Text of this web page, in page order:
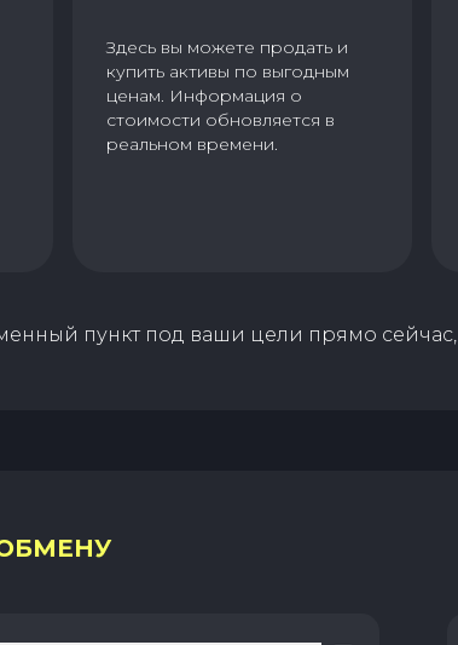
Здесь вы можете продать и
купить активы по выгодным
ценам. Информация о
стоимости обновляется в
реальном времени.
пункт под ваши цели прямо сейчас,